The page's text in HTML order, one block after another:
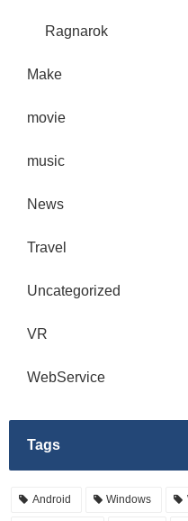
Ragnarok
Make
movie
music
News
Travel
Uncategorized
VR
WebService
Tags
Android Windows